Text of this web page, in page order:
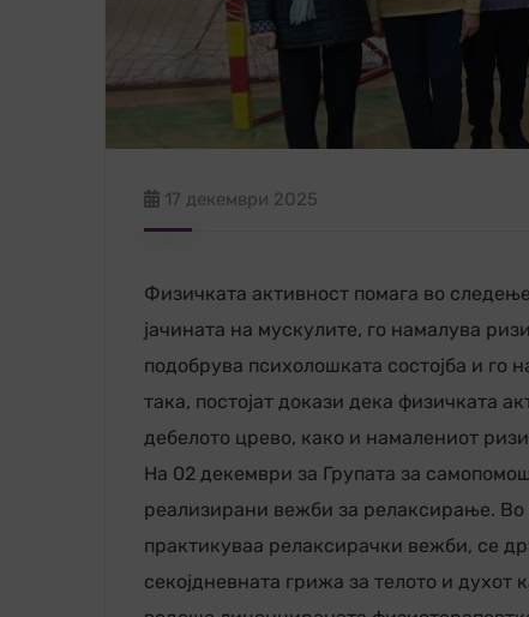
17 декември 2025
Физичката активност помага во
јачината на мускулите, го намалува
подобрува психолошката состојба и го
така, постојат докази дека физичката
дебелото црево, како и намалениот
На 02 декември за Групата за
реализирани вежби за релаксирање.
практикуваа релаксирачки вежби, се
секојдневната грижа за телото и духот